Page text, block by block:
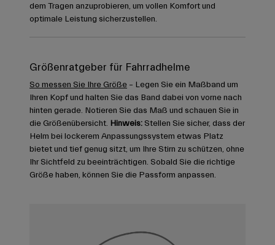
dem Tragen anzuprobieren, um vollen Komfort und
optimale Leistung sicherzustellen.
Größenratgeber für Fahrradhelme
So messen Sie Ihre Größe – Legen Sie ein Maßband um
Ihren Kopf und halten Sie das Band dabei von vorne nach
hinten gerade. Notieren Sie das Maß und schauen Sie in
die Größenübersicht. Hinweis: Stellen Sie sicher, dass der
Helm bei lockerem Anpassungssystem etwas Platz
bietet und tief genug sitzt, um Ihre Stirn zu schützen, ohne
Ihr Sichtfeld zu beeinträchtigen. Sobald Sie die richtige
Größe haben, können Sie die Passform anpassen.